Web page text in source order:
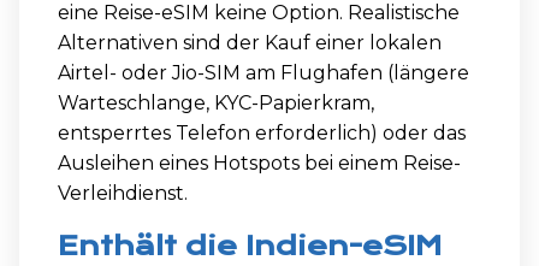
eine Reise-eSIM keine Option. Realistische
Alternativen sind der Kauf einer lokalen
Airtel- oder Jio-SIM am Flughafen (längere
Warteschlange, KYC-Papierkram,
entsperrtes Telefon erforderlich) oder das
Ausleihen eines Hotspots bei einem Reise-
Verleihdienst.
Enthält die Indien-eSIM